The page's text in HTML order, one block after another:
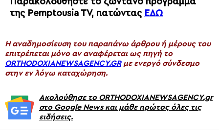
Παρακολουθήστε το ζωντανό πρόγραμμα
της Pemptousia TV, πατώντας ΕΔΩ
H αναδημοσίευση του παραπάνω άρθρου ή μέρους του
επιτρέπεται μόνο αν αναφέρεται ως πηγή το
ORTHODOXIANEWSAGENCY.GRμε ενεργό σύνδεσμο
στην εν λόγω καταχώρηση.
Ακολούθησε το ORTHODOXIANEWSAGENCY.gr
στο Google News και μάθε πρώτος όλες τις
ειδήσεις.